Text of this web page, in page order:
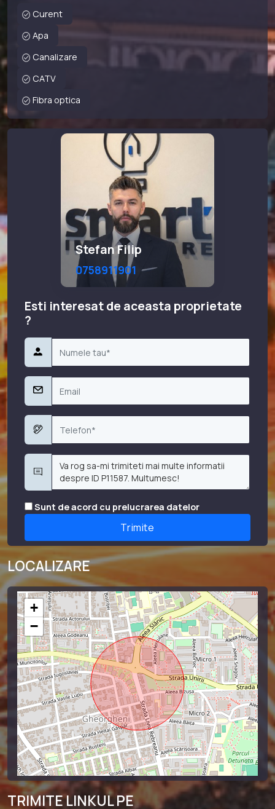
Curent
Apa
Canalizare
CATV
Fibra optica
Stefan Filip
0758911901
Esti interesat de aceasta proprietate
?
Sunt de acord cu prelucrarea datelor
LOCALIZARE
+
−
TRIMITE LINKUL PE